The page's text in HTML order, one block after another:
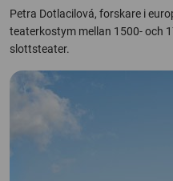
Petra Dotlacilová, forskare i
teaterkostym mellan 1500- och
slottsteater.